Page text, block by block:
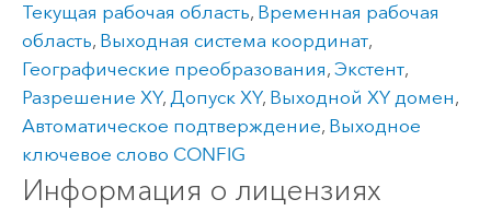
Текущая рабочая область, Временная рабочая
область, Выходная система координат,
Географические преобразования, Экстент,
Разрешение XY, Допуск XY, Выходной XY домен,
Автоматическое подтверждение, Выходное
ключевое слово CONFIG
Информация о лицензиях